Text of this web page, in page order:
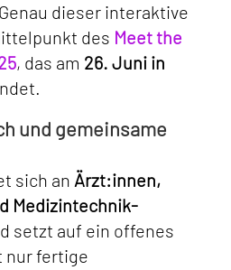
dieser interaktive
des Meet the
, das am 26. Juni in
und gemeinsame
sich an Ärzt:innen,
Medizintechnik-
setzt auf ein offenes
nur fertige